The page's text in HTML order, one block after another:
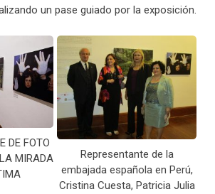
un pase guiado por la exposición.
DE FOTO
MIRADA
Representante de la
embajada española en Perú,
Cristina Cuesta, Patricia Julia